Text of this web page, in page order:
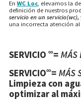
En WC Loc, elevamos la
definición de nuestros
servicio en un servicio(wc),
una incorrecta atención al
SERVICIO ∞= MÁS
SERVICIO∞= MÁS
Limpieza con
optimizar al